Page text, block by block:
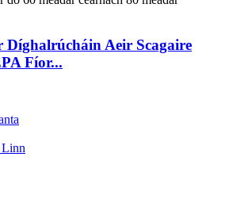
Díghalrúcháin Aeir Scagaire
Fíor...
Linn